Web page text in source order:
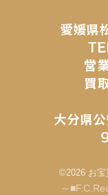
愛媛県
営
買
大分県
©2026 お宝
～